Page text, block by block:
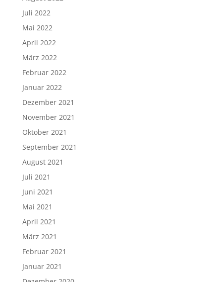
Juli 2022
Mai 2022
April 2022
März 2022
Februar 2022
Januar 2022
Dezember 2021
November 2021
Oktober 2021
September 2021
August 2021
Juli 2021
Juni 2021
Mai 2021
April 2021
März 2021
Februar 2021
Januar 2021